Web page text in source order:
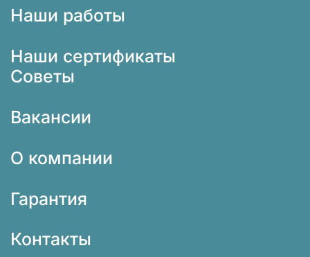
Наши работы
Наши сертификаты
Советы
Вакансии
О компании
Гарантия
Контакты